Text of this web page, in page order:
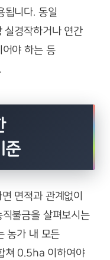
됩니다. 동일
경작하거나 연간
야 하는 등
준
면적과 관계없이
불금을 살펴보시는
농가 내 모든
쳐 0.5ha 이하여야